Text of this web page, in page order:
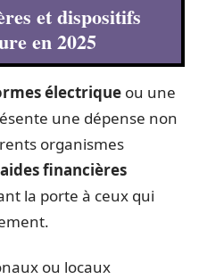
et dispositifs
en 2025
électrique ou une
une dépense non
organismes
aides financières
la porte à ceux qui
ou locaux